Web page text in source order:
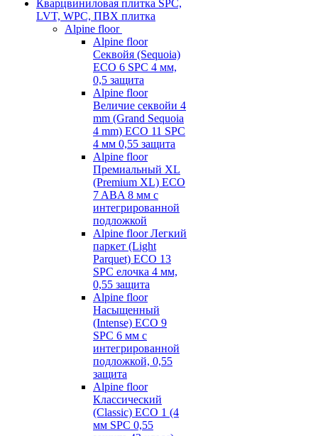
Кварцвиниловая плитка SPC,
LVT, WPC, ПВХ плитка
Alpine floor
Alpine floor
Секвойя (Sequoia)
ECO 6 SPC 4 мм,
0,5 защита
Alpine floor
Величие секвойи 4
mm (Grand Sequoia
4 mm) ECO 11 SPC
4 мм 0,55 защита
Alpine floor
Премиальный XL
(Premium XL) ECO
7 ABA 8 мм с
интегрированной
подложкой
Alpine floor Легкий
паркет (Light
Parquet) ECO 13
SPC елочка 4 мм,
0,55 защита
Alpine floor
Насыщенный
(Intense) ECO 9
SPC 6 мм с
интегрированной
подложкой, 0,55
защита
Alpine floor
Классический
(Classic) ECO 1 (4
мм SPC 0,55